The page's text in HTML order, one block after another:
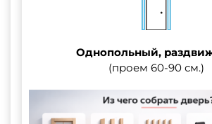
Однопольный,
(проем 60-90 см.)